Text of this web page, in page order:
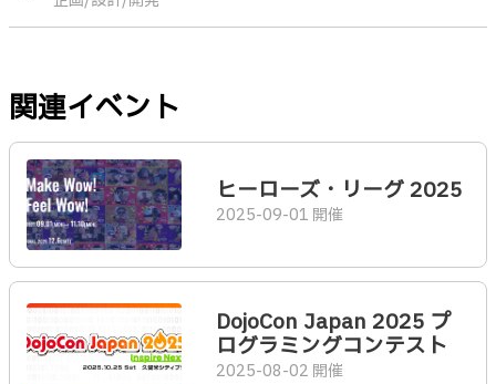
関連イベント
ヒーローズ・リーグ 2025
2025-09-01 開催
DojoCon Japan 2025 プ
ログラミングコンテスト
2025-08-02 開催